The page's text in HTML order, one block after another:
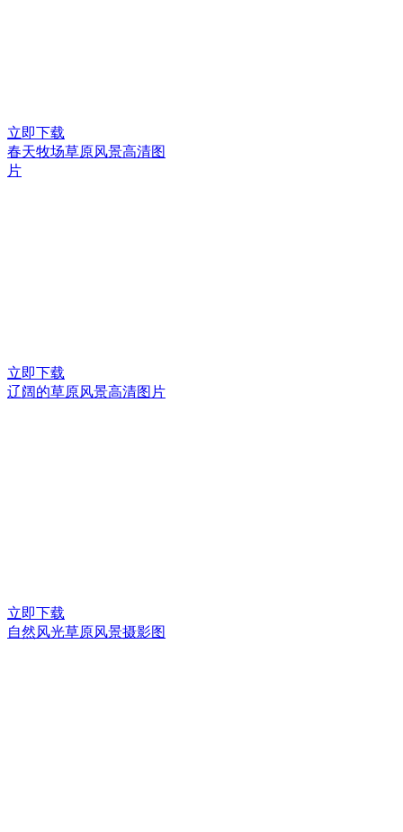
立即下载
春天牧场草原风景高清图
片
立即下载
辽阔的草原风景高清图片
立即下载
自然风光草原风景摄影图